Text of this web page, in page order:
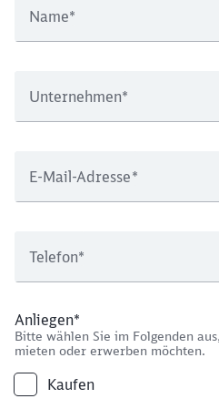
Name*
Unternehmen*
E-Mail-Adresse*
Telefon*
Anliegen*
Bitte wählen Sie im Folgenden
mieten oder erwerben möchten.
Kaufen